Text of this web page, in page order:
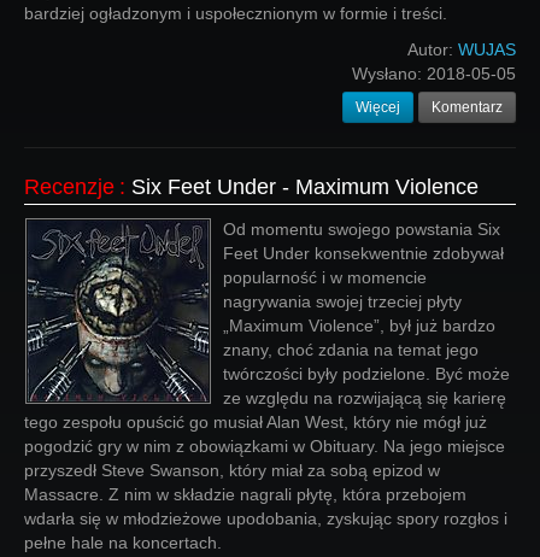
bardziej ogładzonym i uspołecznionym w formie i treści.
Autor: WUJAS
Wysłano: 2018-05-05
Więcej Komentarz
Recenzje : Six Feet Under - Maximum Violence
Od momentu swojego powstania Six
Feet Under konsekwentnie zdobywał
popularność i w momencie
nagrywania swojej trzeciej płyty
„Maximum Violence”, był już bardzo
znany, choć zdania na temat jego
twórczości były podzielone. Być może
ze względu na rozwijającą się karierę
tego zespołu opuścić go musiał Alan West, który nie mógł już
pogodzić gry w nim z obowiązkami w Obituary. Na jego miejsce
przyszedł Steve Swanson, który miał za sobą epizod w
Massacre. Z nim w składzie nagrali płytę, która przebojem
wdarła się w młodzieżowe upodobania, zyskując spory rozgłos i
pełne hale na koncertach.